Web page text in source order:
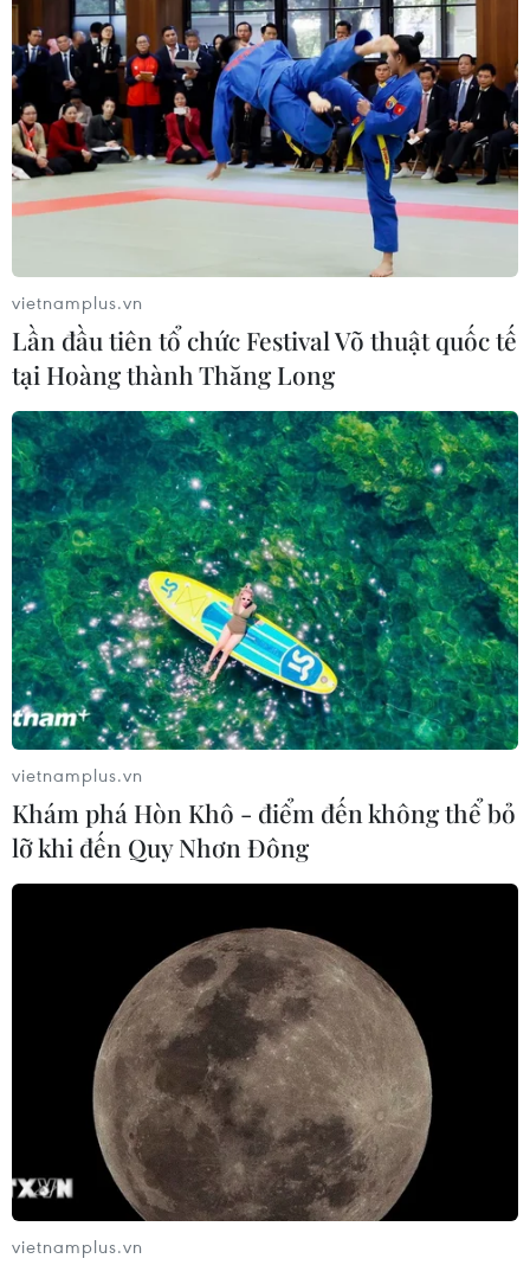
vietnamplus.vn
Lần đầu tiên tổ chức Festival Võ thuật quốc tế
tại Hoàng thành Thăng Long
vietnamplus.vn
Khám phá Hòn Khô - điểm đến không thể bỏ
lỡ khi đến Quy Nhơn Đông
vietnamplus.vn